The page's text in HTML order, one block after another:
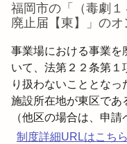
福岡市の「
（毒劇
廃止届【東】
」の
事業場における事業を
いて、法第２２条第１
り扱わないこととなっ
施設所在地が東区であ
（他区の場合は、申
制度詳細URLはこちら